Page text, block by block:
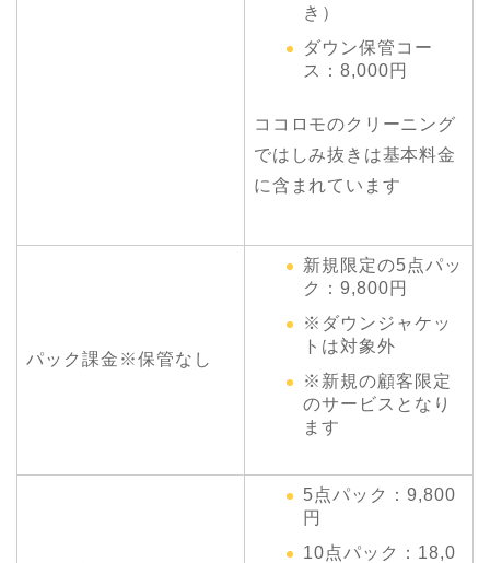
き）
ダウン保管コー
ス：8,000円
ココロモのクリーニング
ではしみ抜きは基本料金
に含まれています
パック課金※保管なし
新規限定の5点パッ
ク：9,800円
※ダウンジャケッ
トは対象外
※新規の顧客限定
のサービスとなり
ます
5点パック：9,800
円
10点パック：18,0